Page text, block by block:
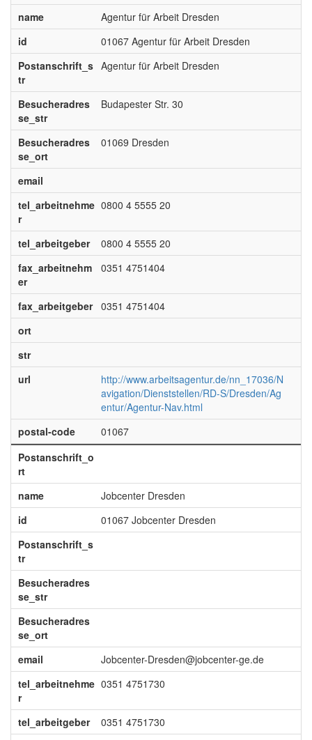
name
Agentur für Arbeit Dresden
id
01067 Agentur für Arbeit Dresden
Postanschrift_s
tr
Agentur für Arbeit Dresden
Besucheradres
se_str
Budapester Str. 30
Besucheradres
se_ort
01069 Dresden
email
tel_arbeitnehme
r
0800 4 5555 20
tel_arbeitgeber
0800 4 5555 20
fax_arbeitnehm
er
0351 4751404
fax_arbeitgeber
0351 4751404
ort
str
url
http://www.arbeitsagentur.de/nn_17036/N
avigation/Dienststellen/RD-S/Dresden/Ag
entur/Agentur-Nav.html
postal-code
01067
Postanschrift_o
rt
name
Jobcenter Dresden
id
01067 Jobcenter Dresden
Postanschrift_s
tr
Besucheradres
se_str
Besucheradres
se_ort
email
Jobcenter-Dresden@jobcenter-ge.de
tel_arbeitnehme
r
0351 4751730
tel_arbeitgeber
0351 4751730